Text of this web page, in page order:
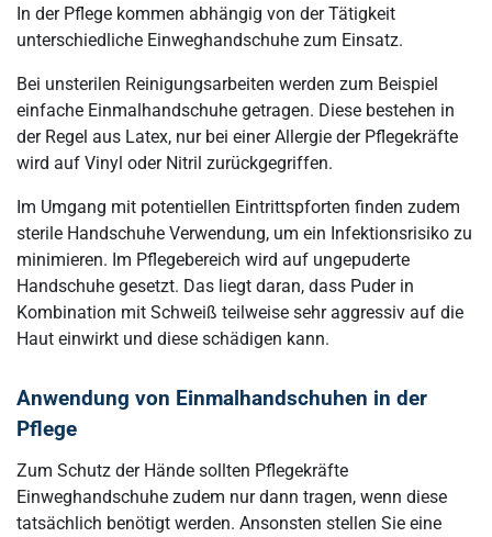
In der Pflege kommen abhängig von der Tätigkeit
unterschiedliche Einweghandschuhe zum Einsatz.
Bei unsterilen Reinigungsarbeiten werden zum Beispiel
einfache Einmalhandschuhe getragen. Diese bestehen in
der Regel aus Latex, nur bei einer Allergie der Pflegekräfte
wird auf Vinyl oder Nitril zurückgegriffen.
Im Umgang mit potentiellen Eintrittspforten finden zudem
sterile Handschuhe Verwendung, um ein Infektionsrisiko zu
minimieren. Im Pflegebereich wird auf ungepuderte
Handschuhe gesetzt. Das liegt daran, dass Puder in
Kombination mit Schweiß teilweise sehr aggressiv auf die
Haut einwirkt und diese schädigen kann.
Anwendung von Einmalhandschuhen in der
Pflege
Zum Schutz der Hände sollten Pflegekräfte
Einweghandschuhe zudem nur dann tragen, wenn diese
tatsächlich benötigt werden. Ansonsten stellen Sie eine